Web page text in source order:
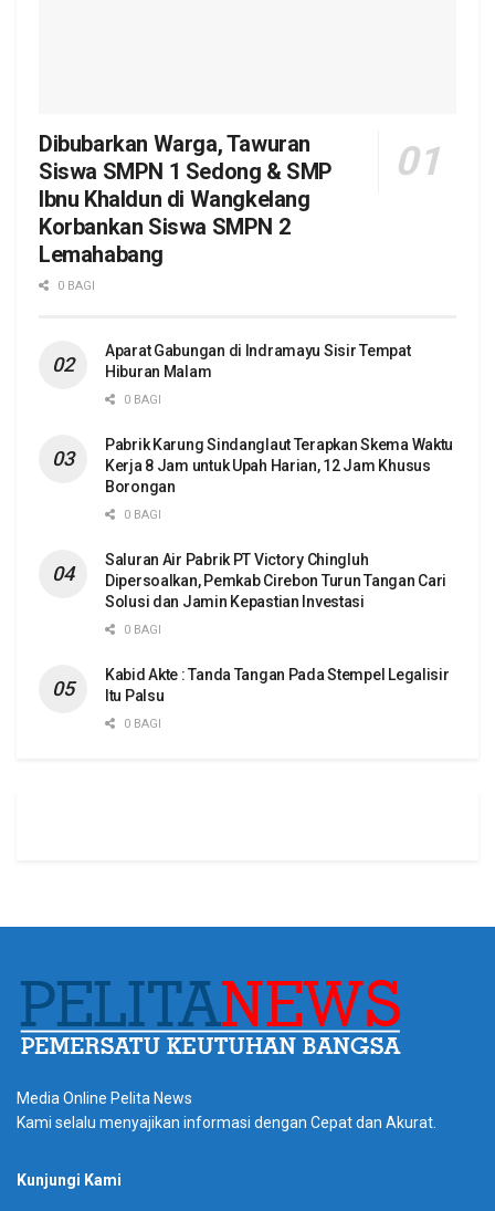
Dibubarkan Warga, Tawuran
Siswa SMPN 1 Sedong & SMP
Ibnu Khaldun di Wangkelang
Korbankan Siswa SMPN 2
Lemahabang
0 BAGI
Aparat Gabungan di Indramayu Sisir Tempat
Hiburan Malam
0 BAGI
Pabrik Karung Sindanglaut Terapkan Skema Waktu
Kerja 8 Jam untuk Upah Harian, 12 Jam Khusus
Borongan
0 BAGI
Saluran Air Pabrik PT Victory Chingluh
Dipersoalkan, Pemkab Cirebon Turun Tangan Cari
Solusi dan Jamin Kepastian Investasi
0 BAGI
Kabid Akte : Tanda Tangan Pada Stempel Legalisir
Itu Palsu
0 BAGI
Media Online Pelita News
Kami selalu menyajikan informasi dengan Cepat dan Akurat.
Kunjungi Kami